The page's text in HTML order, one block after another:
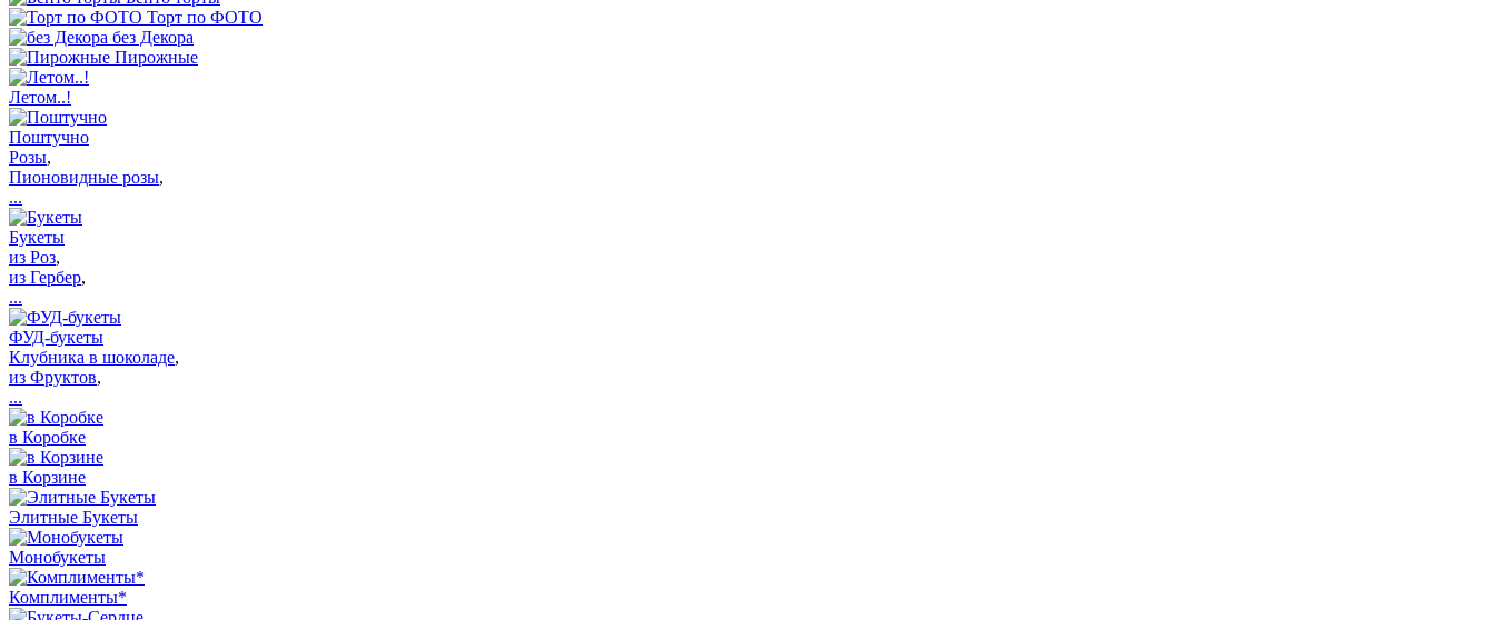
Торт по ФОТО
без Декора
Пирожные
Летом..!
Поштучно
Розы,
Пионовидные розы,
...
Букеты
из Роз,
из Гербер,
...
ФУД-букеты
Клубника в шоколаде,
из Фруктов,
...
в Коробке
в Корзине
Элитные Букеты
Монобукеты
Комплименты*